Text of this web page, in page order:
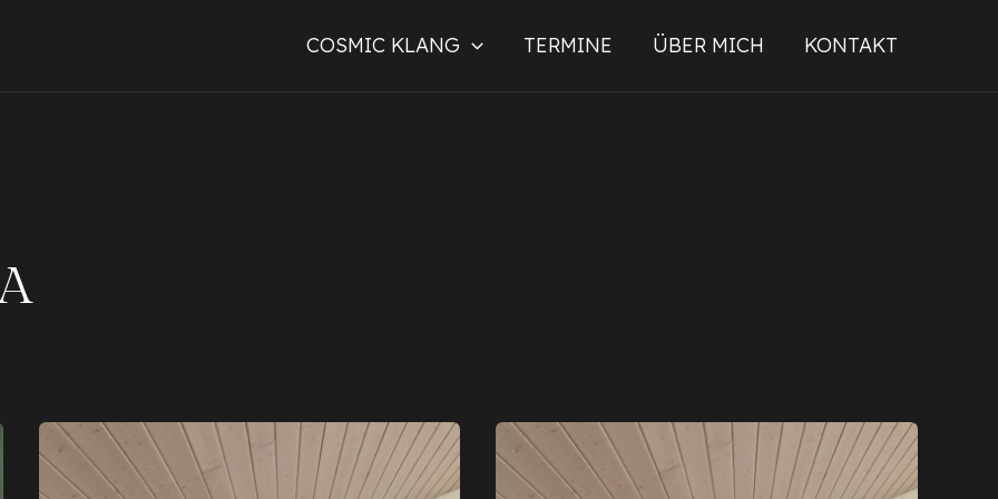
COSMIC KLANG TERMINE ÜBER MICH KONTAKT